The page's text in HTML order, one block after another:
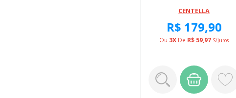
CENTELLA
R$ 179,90
Ou 3X De R$ 59,97 S/juros